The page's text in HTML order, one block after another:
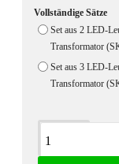
Vollständige Sätze
Set aus 2 LED-
Transformator
Set aus 3 LED-
Transformator
Beschreibung